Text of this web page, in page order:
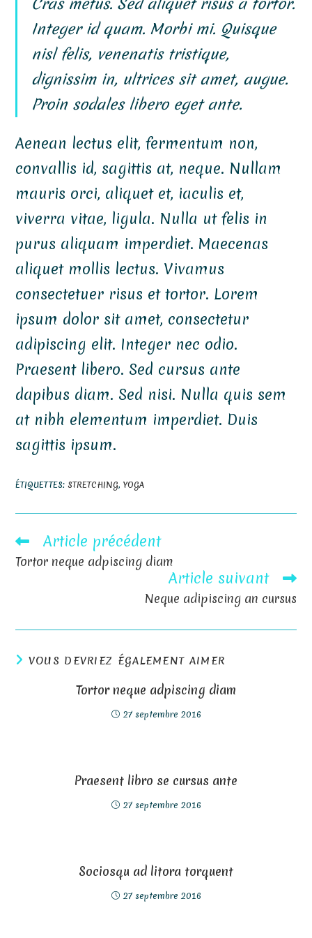
Integer id quam. Morbi mi. Quisque
nisl felis, venenatis tristique,
dignissim in, ultrices sit amet, augue.
Proin sodales libero eget ante.
Aenean lectus elit, fermentum non,
convallis id, sagittis at, neque. Nullam
mauris orci, aliquet et, iaculis et,
viverra vitae, ligula. Nulla ut felis in
purus aliquam imperdiet. Maecenas
aliquet mollis lectus. Vivamus
consectetuer risus et tortor. Lorem
ipsum dolor sit amet, consectetur
adipiscing elit. Integer nec odio.
Praesent libero. Sed cursus ante
dapibus diam. Sed nisi. Nulla quis sem
at nibh elementum imperdiet. Duis
sagittis ipsum.
ÉTIQUETTES:STRETCHING, YOGA
Read
more
articles
Article précédent
Tortor neque adpiscing diam
Article suivant
Neque adipiscing an cursus
VOUS DEVRIEZ ÉGALEMENT AIMER
Tortor neque adpiscing diam
27 septembre 2016
Praesent libro se cursus ante
27 septembre 2016
Sociosqu ad litora torquent
27 septembre 2016